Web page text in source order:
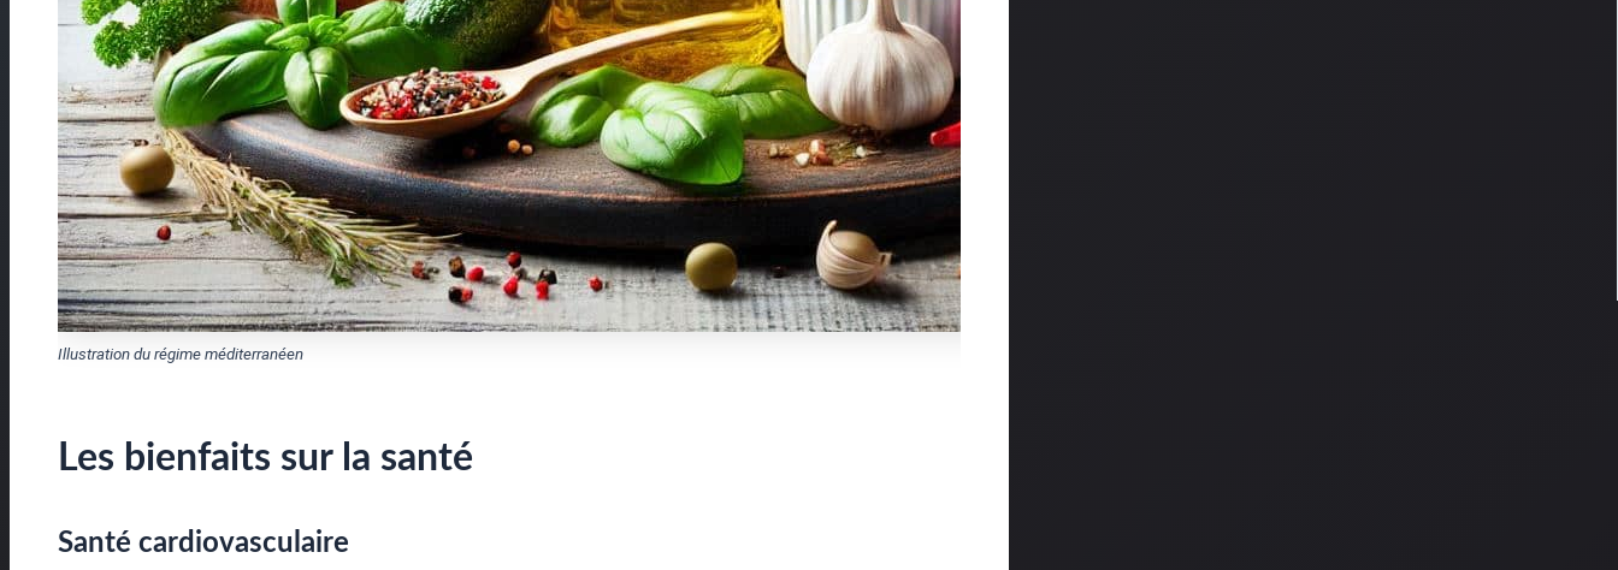
Illustration du régime méditerranéen
Les bienfaits sur la santé
Santé cardiovasculaire